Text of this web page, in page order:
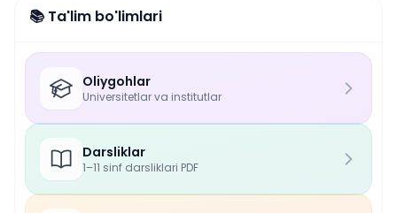
📚 Ta'lim bo'limlari
Oliygohlar
Universitetlar va institutlar
Darsliklar
1–11 sinf darsliklari PDF